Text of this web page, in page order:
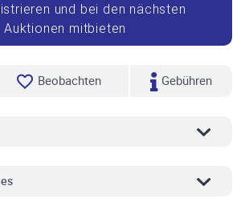
und bei den nächsten
Auktionen mitbieten
Beobachten Gebühren